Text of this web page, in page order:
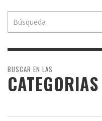
BUSCAR EN LAS
CATEGORIAS